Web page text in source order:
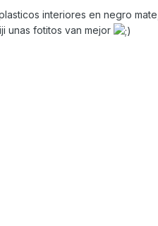
interiores en negro
unas fotitos van mejor